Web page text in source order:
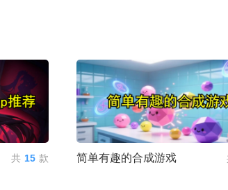
共 15 款 简单有趣的合成游戏